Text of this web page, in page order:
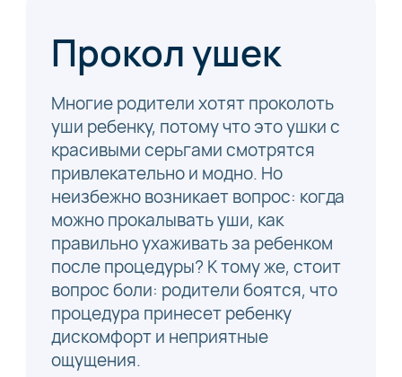
Прокол ушек
Многие родители хотят проколоть
уши ребенку, потому что это ушки с
красивыми серьгами смотрятся
привлекательно и модно. Но
неизбежно возникает вопрос: когда
можно прокалывать уши, как
правильно ухаживать за ребенком
после процедуры? К тому же, стоит
вопрос боли: родители боятся, что
процедура принесет ребенку
дискомфорт и неприятные
ощущения.